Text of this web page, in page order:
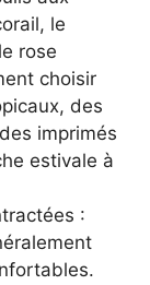
le
rose
choisir
des
imprimés
estivale à
: